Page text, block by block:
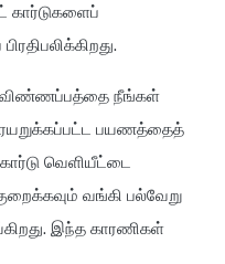
கார்டுகளைப்
விண்ணப்பத்தை நீங்கள்
பயணத்தைத்
வெளியீட்டை
வங்கி பல்வேறு
இந்த காரணிகள்